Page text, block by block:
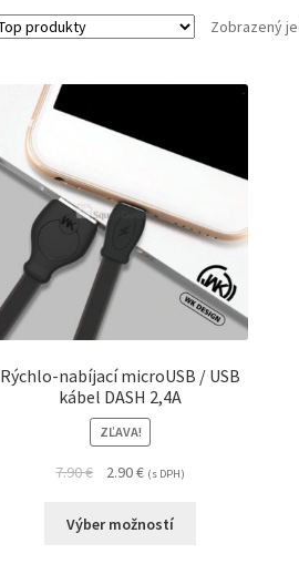
Zobrazený
Rýchlo-nabíjací microUSB / USB
kábel DASH 2,4A
ZĽAVA!
7.90€ 2.90€ (s DPH)
Výber možností